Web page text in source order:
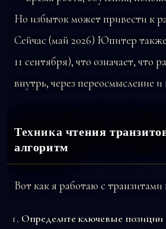
Но избыток может привести к
Сейчас (май 2026) Юпитер
11 сентября), что означает, что
внутрь, через переосмысление и
Техника чтения
алгоритм
Вот как я работаю с транзитами
Определите ключевые позиции